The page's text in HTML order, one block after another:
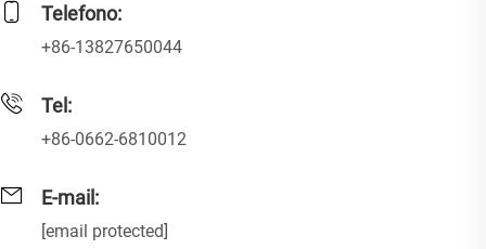
Telefono:
+86-13827650044
Tel:
+86-0662-6810012
E-mail:
[email protected]